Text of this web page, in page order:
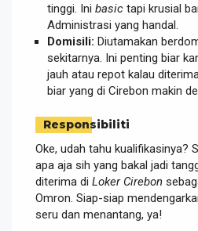
tinggi. Ini basic tapi krusial
Administrasi yang handal.
Domisili: Diutamakan
sekitarnya. Ini penting biar
jauh atau repot kalau
biar yang di Cirebon makin
Responsibiliti
Oke, udah tahu kualifikasinya?
apa aja sih yang bakal jadi
diterima di Loker Cirebon
Omron. Siap-siap
seru dan menantang, ya!